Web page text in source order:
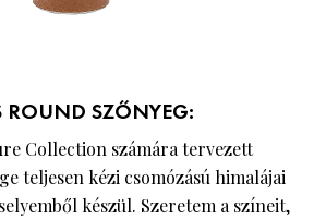
ROUND SZŐNYEG:
Collection számára tervezett
teljesen kézi csomózású himalájai
készül. Szeretem a színeit,